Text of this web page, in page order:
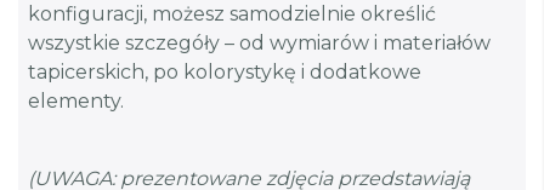
konfiguracji, możesz samodzielnie określić
wszystkie szczegóły – od wymiarów i materiałów
tapicerskich, po kolorystykę i dodatkowe
elementy.
(UWAGA: prezentowane zdjęcia przedstawiają